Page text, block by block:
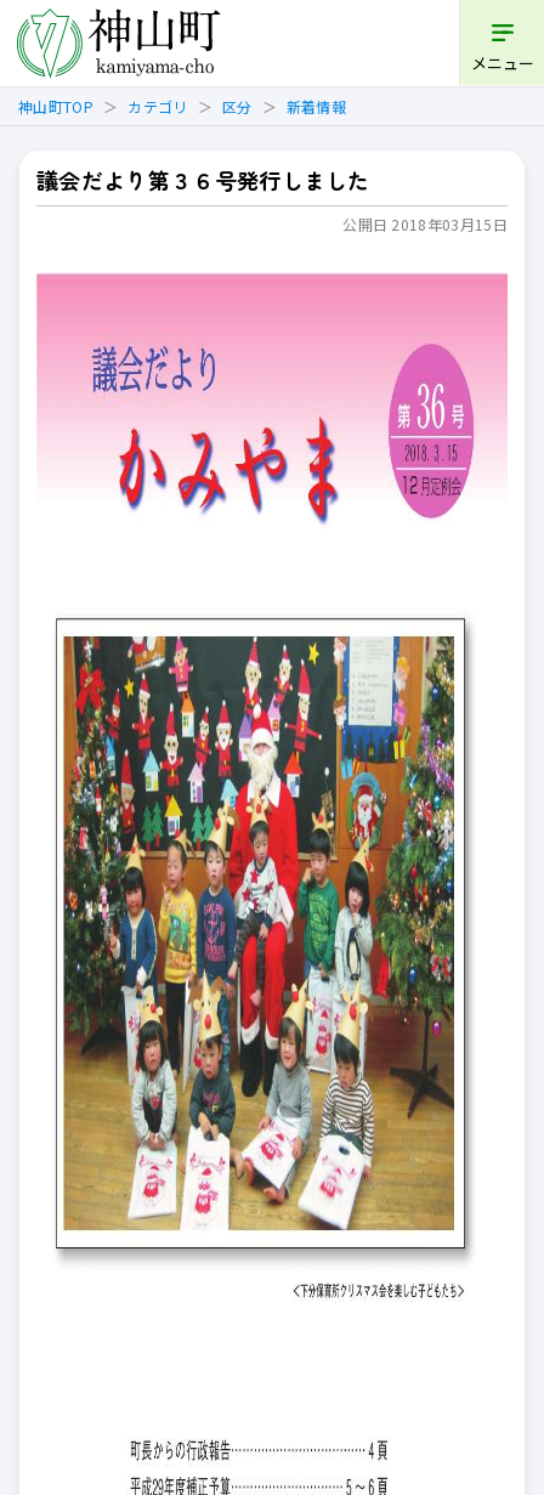
メニュー
神山町TOP カテゴリ 区分 新着情報
議会だより第３６号発行しました
公開日 2018年03月15日